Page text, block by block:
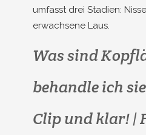
umfasst drei Stadien:
erwachsene Laus.
Was sind
behandle ich
Clip und klar! |